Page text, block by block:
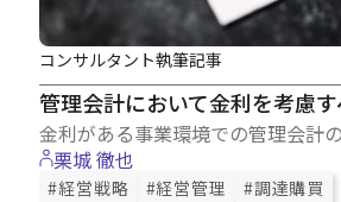
管理会計において金利を考慮
金利がある事業環境での管理会計
コンサルタント執筆記事
栗城 徹也
#経営戦略 #経営管理 #調達購買